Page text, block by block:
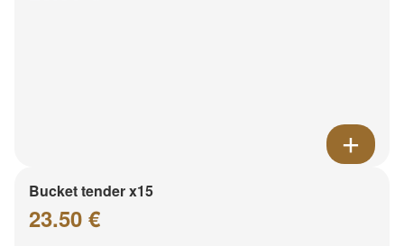
Bucket tender x15
23.50 €